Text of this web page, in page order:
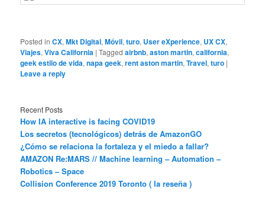
Posted in CX,Mkt Digital,Móvil,turo, User eXperience, UX CX,
Viajes,Viva California |Tagged airbnb,aston martin,california,
geek estilo de vida,napa geek,rent aston martin,Travel,turo |
Leave a reply
Recent Posts
How IA interactive is facing COVID19
Los secretos (tecnológicos) detrás de AmazonGO
¿Cómo se relaciona la fortaleza y el miedo a fallar?
AMAZON Re:MARS // Machine learning – Automation –
Robotics – Space
Collision Conference 2019 Toronto ( la reseña )